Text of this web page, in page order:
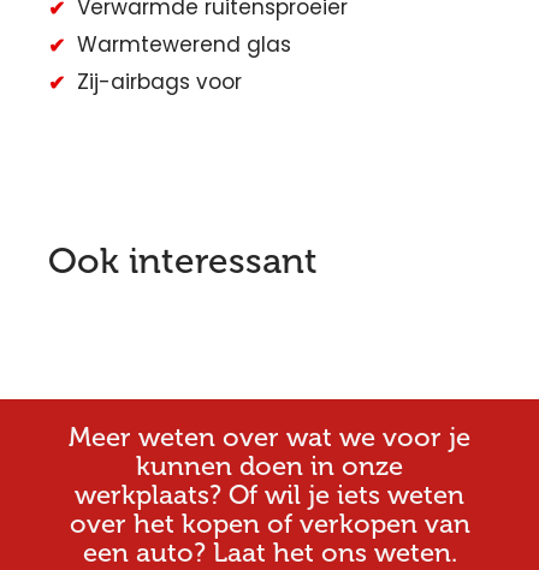
Verwarmde ruitensproeier
Warmtewerend glas
Zij-airbags voor
Ook interessant
Meer weten over wat we voor je
kunnen doen in onze
werkplaats? Of wil je iets weten
over het kopen of verkopen van
een auto? Laat het ons weten.